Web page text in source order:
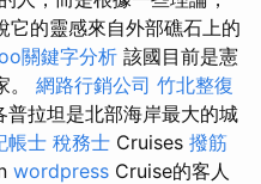
它的靈感來自外部礁石上的
關鍵字分析 該國目前是憲
。 網路行銷公司 竹北整復
普拉坦是北部海岸最大的城
帳士 稅務士 Cruises 撥筋
wordpress Cruise的客人